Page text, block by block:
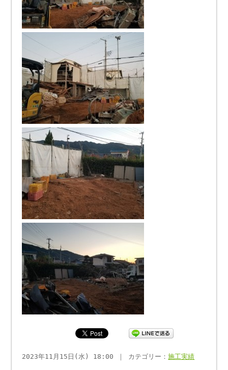
2023年11月15日(水) 18:00 ｜ カテゴリー：施工実績